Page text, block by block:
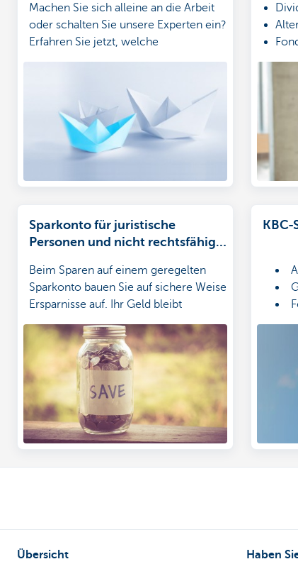
Machen Sie sich alleine an die Arbeit
oder schalten Sie unsere Experten ein?
Erfahren Sie jetzt, welche
Sparkonto für juristische
Personen und nicht rechtsfähige
Beim Sparen auf einem geregelten
Sparkonto bauen Sie auf sichere Weise
Ersparnisse auf. Ihr Geld bleibt
KBC-
Übersicht Haben